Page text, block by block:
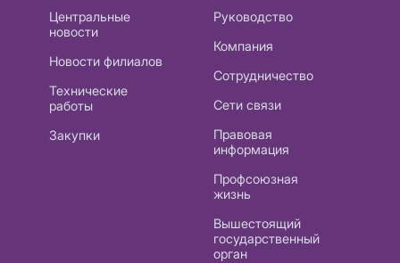
Центральные
новости
Новости филиалов
Технические
работы
Закупки
Руководство
Компания
Сотрудничество
Сети связи
Правовая
информация
Профсоюзная
жизнь
Вышестоящий
государственный
орган